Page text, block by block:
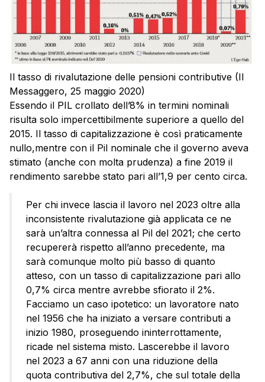
Il tasso di rivalutazione delle pensioni contributive (Il
Messaggero, 25 maggio 2020)
Essendo il PIL crollato dell’8% in termini nominali
risulta solo impercettibilmente superiore a quello del
2015. Il tasso di capitalizzazione è così praticamente
nullo,mentre con il Pil nominale che il governo aveva
stimato (anche con molta prudenza) a fine 2019 il
rendimento sarebbe stato pari all’1,9 per cento circa.
Per chi invece lascia il lavoro nel 2023 oltre alla
inconsistente rivalutazione già applicata ce ne
sarà un’altra connessa al Pil del 2021; che certo
recupererà rispetto all’anno precedente, ma
sarà comunque molto più basso di quanto
atteso, con un tasso di capitalizzazione pari allo
0,7% circa mentre avrebbe sfiorato il 2%.
Facciamo un caso ipotetico: un lavoratore nato
nel 1956 che ha iniziato a versare contributi a
inizio 1980, proseguendo ininterrottamente,
ricade nel sistema misto. Lascerebbe il lavoro
nel 2023 a 67 anni con una riduzione della
quota contributiva del 2,7%, che sul totale della